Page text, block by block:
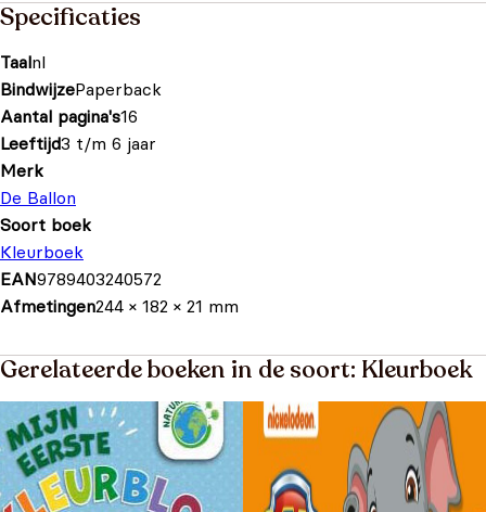
Specificaties
Taalnl
BindwijzePaperback
Aantal pagina's16
Leeftijd3 t/m 6 jaar
Merk
De Ballon
Soort boek
Kleurboek
EAN9789403240572
Afmetingen244 × 182 × 21 mm
Gerelateerde boeken in de soort: Kleurboek